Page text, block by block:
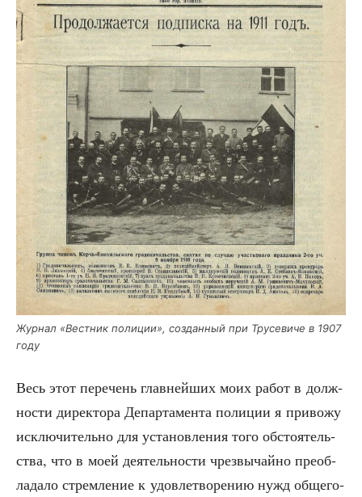
Жур­нал «Вест­ник поли­ции», создан­ный при Тру­се­ви­че в 1907
году
Весь этот пере­чень глав­ней­ших моих работ в долж­
но­сти дирек­то­ра Депар­та­мен­та поли­ции я при­во­жу
исклю­чи­тель­но для уста­нов­ле­ния того обсто­я­тель­
ства, что в моей дея­тель­но­сти чрез­вы­чай­но пре­об­
ла­да­ло стрем­ле­ние к удо­вле­тво­ре­нию нужд обще­го­